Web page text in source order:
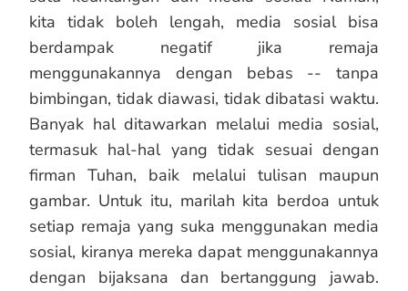
kita tidak boleh lengah, media sosial bisa
berdampak negatif jika remaja
menggunakannya dengan bebas -- tanpa
bimbingan, tidak diawasi, tidak dibatasi waktu.
Banyak hal ditawarkan melalui media sosial,
termasuk hal-hal yang tidak sesuai dengan
firman Tuhan, baik melalui tulisan maupun
gambar. Untuk itu, marilah kita berdoa untuk
setiap remaja yang suka menggunakan media
sosial, kiranya mereka dapat menggunakannya
dengan bijaksana dan bertanggung jawab.